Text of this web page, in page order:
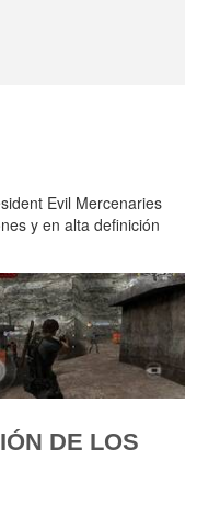
Evil Mercenaries
y en alta definición
DE LOS